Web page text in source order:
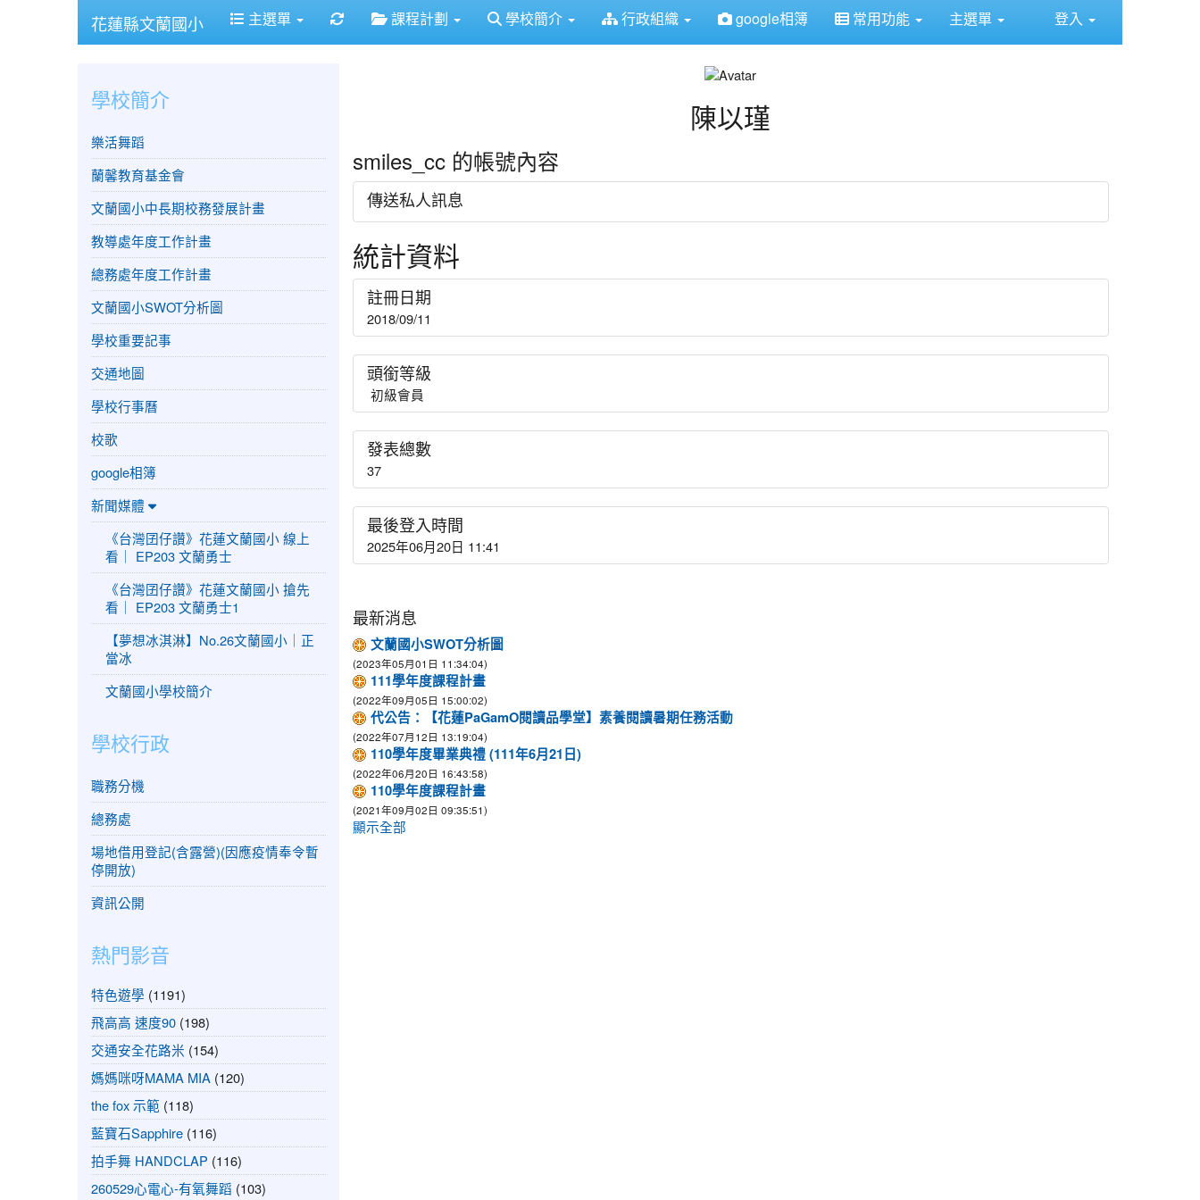
花蓮縣文蘭國小 主選單 重新取得佈景設定
課程計劃 學校簡介 行政組織 google相簿 常用功能 主選單 登入
陳以瑾
smiles_cc 的帳號內容
傳送私人訊息
統計資料
註冊日期
2018/09/11
頭銜等級
初級會員
發表總數
37
最後登入時間
2025年06月20日 11:41
最新消息
文蘭國小SWOT分析圖
(2023年05月01日 11:34:04)
111學年度課程計畫
(2022年09月05日 15:00:02)
代公告：【花蓮PaGamO閱讀品學堂】素養閱讀暑期任務活動
(2022年07月12日 13:19:04)
110學年度畢業典禮 (111年6月21日)
(2022年06月20日 16:43:58)
110學年度課程計畫
(2021年09月02日 09:35:51)
顯示全部
學校簡介
樂活舞蹈
蘭馨教育基金會
文蘭國小中長期校務發展計畫
教導處年度工作計畫
總務處年度工作計畫
文蘭國小SWOT分析圖
學校重要記事
交通地圖
學校行事曆
校歌
google相簿
新聞媒體
《台灣囝仔讚》花蓮文蘭國小 線上
看｜ EP203 文蘭勇士
《台灣囝仔讚》花蓮文蘭國小 搶先
看｜ EP203 文蘭勇士1
【夢想冰淇淋】No.26文蘭國小｜正
當冰
文蘭國小學校簡介
學校行政
職務分機
總務處
場地借用登記(含露營)(因應疫情奉令暫
停開放)
資訊公開
熱門影音
特色遊學 (1191)
飛高高 速度90 (198)
交通安全花路米 (154)
媽媽咪呀MAMA MIA (120)
the fox 示範 (118)
藍寶石Sapphire (116)
拍手舞 HANDCLAP (116)
260529心電心-有氧舞蹈 (103)